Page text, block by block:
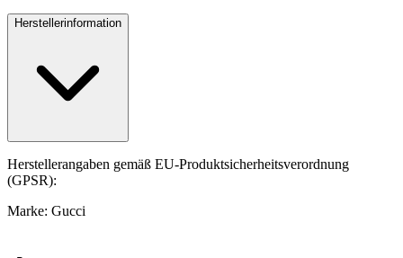
Herstellerinformation
Herstellerangaben gemäß EU-Produktsicherheitsverordnung
(GPSR):
Marke: Gucci